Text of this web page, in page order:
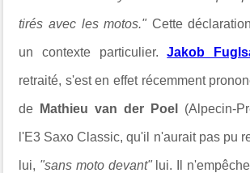
tirés avec les motos." Cette
un contexte particulier.Jakob
retraité, s'est en effet récemment
de Mathieu van der Poel (Alpecin-
l'E3 Saxo Classic, qu'il n'aurait pas pu
lui, "sans moto devant"lui. Il